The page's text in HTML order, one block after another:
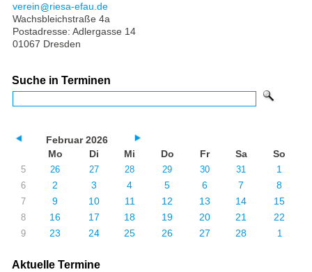
verein
riesa-efau.de
Wachsbleichstraße 4a
Postadresse: Adlergasse 14
01067 Dresden
Suche in Terminen
Februar 2026
Mo
Di Mi Do Fr Sa So
5 26 27 28 29 30 31 1
6 2 3 4 5 6 7 8
7 9 10 11 12 13 14 15
8 16 17 18 19 20 21 22
9 23 24 25 26 27 28 1
Aktuelle Termine